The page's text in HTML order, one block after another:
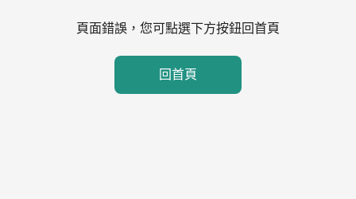
頁面錯誤，您可點選下方按鈕回首頁
回首頁